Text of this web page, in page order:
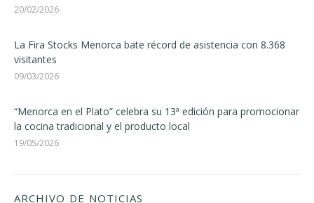
20/02/2026
La Fira Stocks Menorca bate récord de asistencia con 8.368
visitantes
09/03/2026
“Menorca en el Plato” celebra su 13ª edición para promocionar
la cocina tradicional y el producto local
19/05/2026
ARCHIVO DE NOTICIAS